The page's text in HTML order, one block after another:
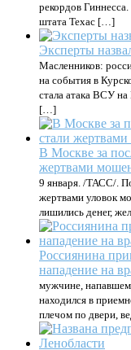
рекордов
штата Техас […]
Эксперты
Масленников:
на события в
стала атака ВСУ
[…]
В Москве за
жертвами
9 января. /ТАСС/.
жертвами уловок
лишились денег,
Россиянина
нападение на
мужчине,
находился в
плечом по двери,